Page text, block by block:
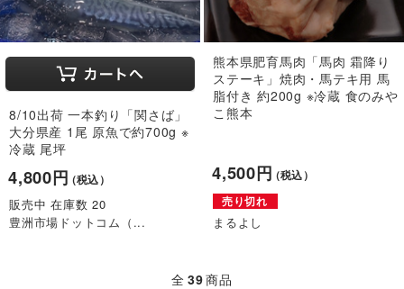
8/10出荷 一本釣り「関さば」
大分県産 1尾 原魚で約700g ※
冷蔵 尾坪
4,800円（税込）
販売中 在庫数 20
豊洲市場ドットコム（...
熊本県肥育馬肉「馬肉 霜降り
ステーキ」焼肉・馬テキ用 馬
脂付き 約200g ※冷蔵 食のみや
こ熊本
4,500円（税込）
売り切れ
まるよし
全 39商品